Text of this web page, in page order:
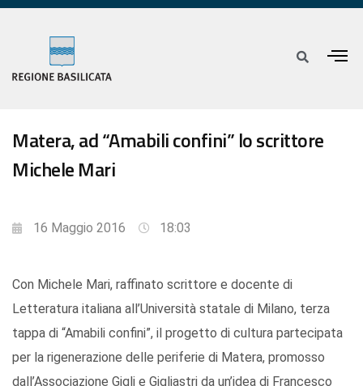
Matera, ad “Amabili confini” lo scrittore
Michele Mari
16 Maggio 2016 18:03
Con Michele Mari, raffinato scrittore e docente di
Letteratura italiana all’Università statale di Milano, terza
tappa di “Amabili confini”, il progetto di cultura partecipata
per la rigenerazione delle periferie di Matera, promosso
dall’Associazione Gigli e Gigliastri da un’idea di Francesco